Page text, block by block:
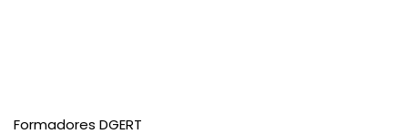
Formadores DGERT